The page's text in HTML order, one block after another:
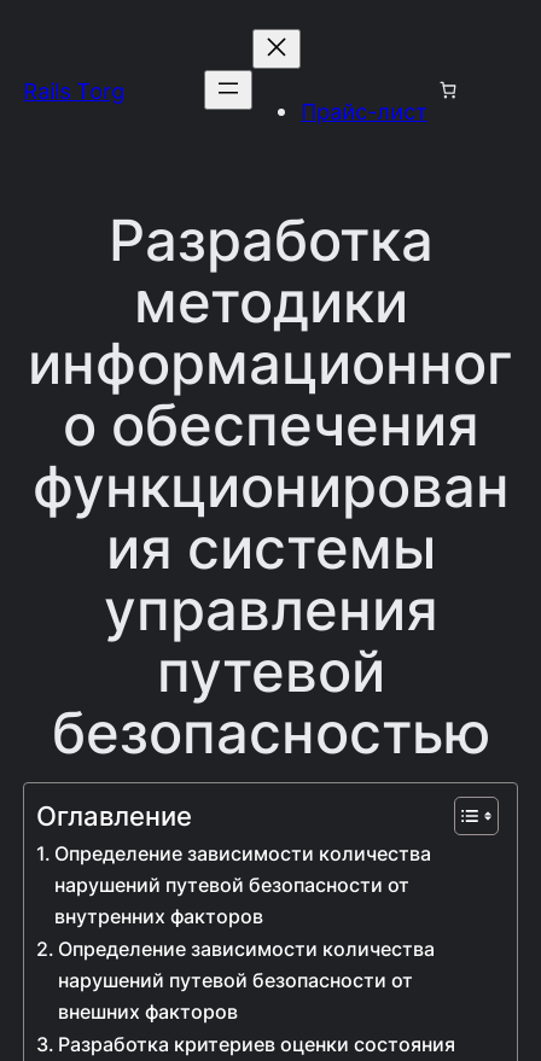
содержимому
Rails Torg
Прайс-лист
Разработка
методики
информационног
о обеспечения
функционирован
ия системы
управления
путевой
безопасностью
Оглавление
Определение зависимости количества
нарушений путевой безопасности от
внутренних факторов
Определение зависимости количества
нарушений путевой безопасности от
внешних факторов
Разработка критериев оценки состояния